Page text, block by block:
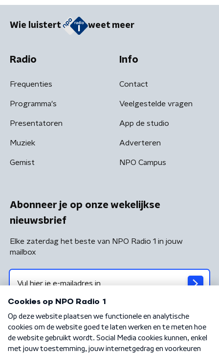
Wie luistert weet meer
Radio
Frequenties
Programma's
Presentatoren
Muziek
Gemist
Info
Contact
Veelgestelde vragen
App de studio
Adverteren
NPO Campus
Abonneer je op onze wekelijkse
nieuwsbrief
Elke zaterdag het beste van NPO Radio 1 in jouw
mailbox
Algemene voorwaarden